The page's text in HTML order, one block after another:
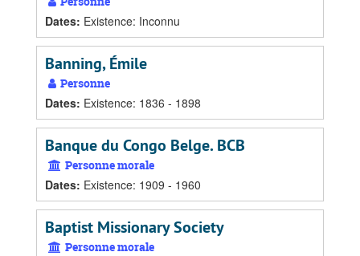
Dates: Existence: Inconnu
Banning, Émile
Personne
Dates: Existence: 1836 - 1898
Banque du Congo Belge. BCB
Personne morale
Dates: Existence: 1909 - 1960
Baptist Missionary Society
Personne morale